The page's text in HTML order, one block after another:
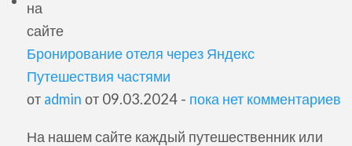
Бронирование отеля через Яндекс
Путешествия частями
от admin от 09.03.2024 - пока нет комментариев
На нашем сайте каждый путешественник или